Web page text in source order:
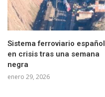
Sistema ferroviario español
en crisis tras una semana
negra
enero 29, 2026